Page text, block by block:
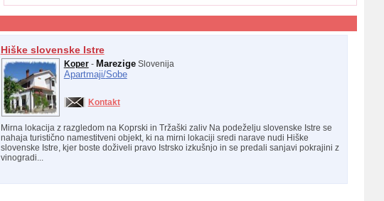
Hiške slovenske Istre
Koper- MarezigeSlovenija
Apartmaji/Sobe
Kontakt
Mirna lokacija z razgledom na Koprski in Tržaški zaliv Na podeželju slovenske Istre se
nahaja turistično namestitveni objekt, ki na mirni lokaciji sredi narave nudi Hiške
slovenske Istre, kjer boste doživeli pravo Istrsko izkušnjo in se predali sanjavi pokrajini z
vinogradi...